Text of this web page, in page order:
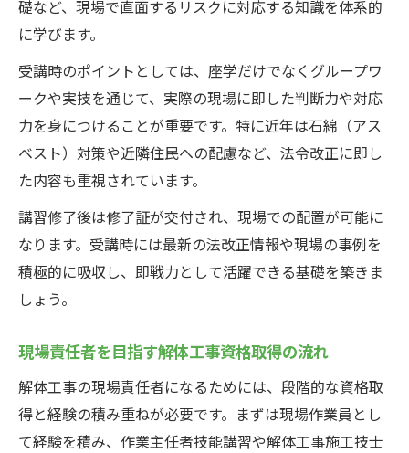
礎など、現場で直面するリスクに対応する知識を体系的
に学びます。
受講時のポイントとしては、座学だけでなくグループワ
ークや実技を通じて、実際の現場に即した判断力や対応
力を身につけることが重要です。特に近年は石綿（アス
ベスト）対策や近隣住民への配慮など、法令改正に即し
た内容も重視されています。
講習修了後は修了証が交付され、現場での配置が可能に
なります。受講時には最新の法改正情報や現場の事例を
積極的に吸収し、即戦力として活躍できる基礎を築きま
しょう。
現場責任者を目指す解体工事資格取得の流れ
解体工事の現場責任者になるためには、段階的な資格取
得と経験の積み重ねが必要です。まずは現場作業員とし
て経験を積み、作業主任者技能講習や解体工事施工技士